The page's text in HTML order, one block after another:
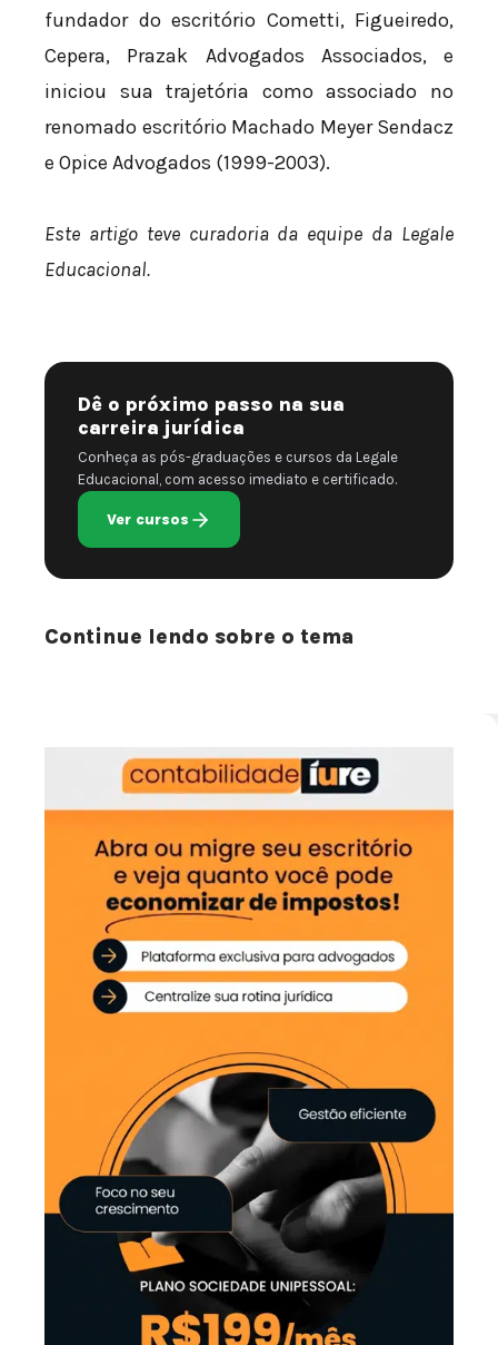
fundador do escritório Cometti, Figueiredo,
Cepera, Prazak Advogados Associados, e
iniciou sua trajetória como associado no
renomado escritório Machado Meyer Sendacz
e Opice Advogados (1999-2003).
Este artigo teve curadoria da equipe da Legale
Educacional.
Dê o próximo passo na sua
carreira jurídica
Conheça as pós-graduações e cursos da Legale
Educacional, com acesso imediato e certificado.
Ver cursos
Continue lendo sobre o tema